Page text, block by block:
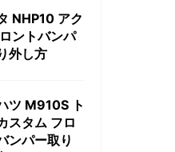
NHP10 アク
ントバンパ
外し方
ツ M910S ト
スタム フロ
ンパー取り